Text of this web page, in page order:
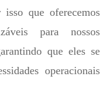
que oferecemos
​​para nossos
que eles se
operacionais